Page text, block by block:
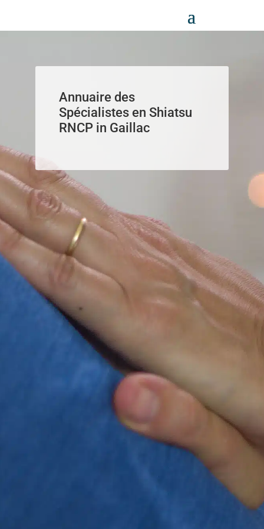
Annuaire des
Spécialistes en Shiatsu
RNCP in Gaillac